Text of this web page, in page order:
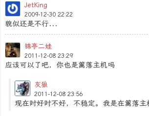
JetKing
2009-12-30 22:22
貌似还是不行...
锦亭二娃
2011-12-08 23:29
应该可以了吧，你也是篱落主机吗
灰狼
2011-12-08 23:56
现在时好时不好，不稳定。我是在篱落主